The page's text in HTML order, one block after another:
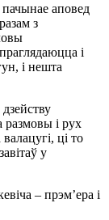
пачынае аповед
з
і
і нешта
размовы і рух
ці то
у